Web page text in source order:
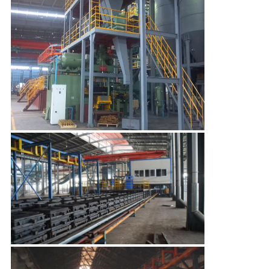
সাথে
যোগাযোগ
খবর
একটি
উদ্ধৃতি
অনুরোধ
করুন
সাইট
ম্যাপ